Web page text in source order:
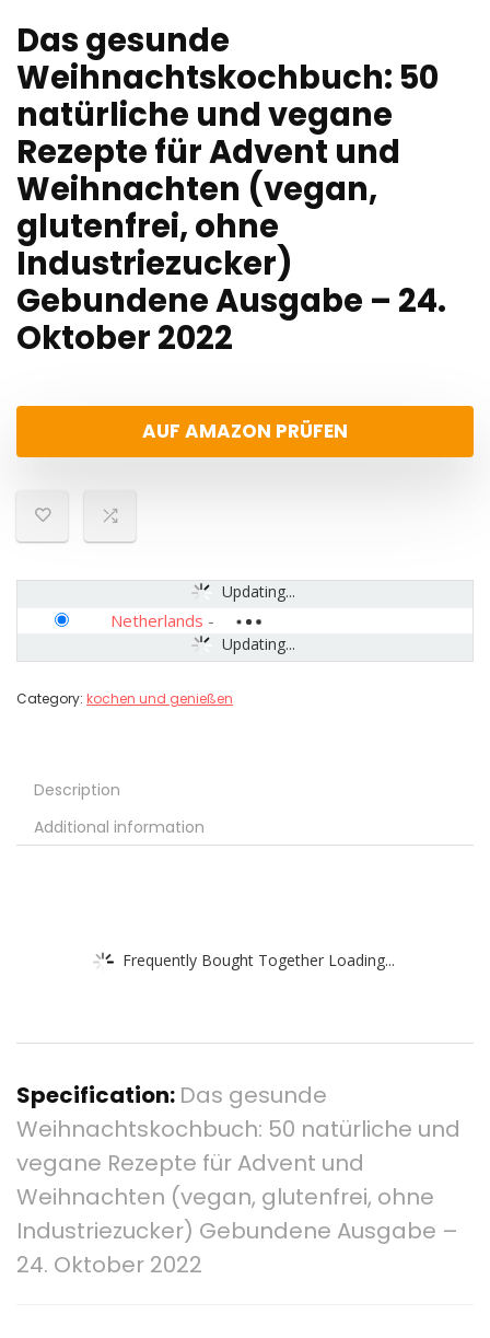
Das gesunde
Weihnachtskochbuch: 50
natürliche und vegane
Rezepte für Advent und
Weihnachten (vegan,
glutenfrei, ohne
Industriezucker)
Gebundene Ausgabe – 24.
Oktober 2022
AUF AMAZON PRÜFEN
Updating...
Updating...
Netherlands -
Category: kochen und genießen
Description
Additional information
Frequently Bought Together Loading...
Specification: Das gesunde
Weihnachtskochbuch: 50 natürliche und
vegane Rezepte für Advent und
Weihnachten (vegan, glutenfrei, ohne
Industriezucker) Gebundene Ausgabe –
24. Oktober 2022